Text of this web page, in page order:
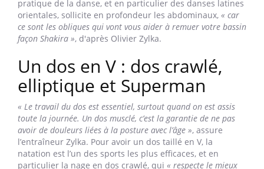
pratique de la danse, et en particulier des danses latines
orientales, sollicite en profondeur les abdominaux, « car
ce sont les obliques qui vont vous aider à remuer votre bassin
façon Shakira », d'après Olivier Zylka.
Un dos en V : dos crawlé,
elliptique et Superman
« Le travail du dos est essentiel, surtout quand on est assis
toute la journée. Un dos musclé, c’est la garantie de ne pas
avoir de douleurs liées à la posture avec l’âge », assure
l’entraîneur Zylka. Pour avoir un dos taillé en V, la
natation est l’un des sports les plus efficaces, et en
particulier la nage en dos crawlé, qui « respecte le mieux